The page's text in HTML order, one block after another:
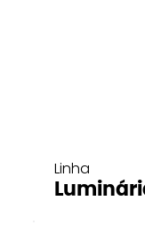
Linha